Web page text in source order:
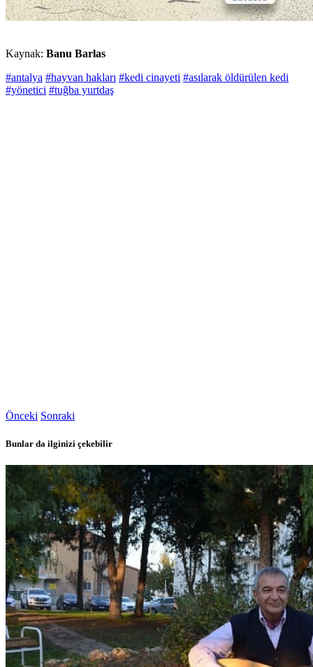
Kaynak: Banu Barlas
#antalya #hayvan hakları #kedi cinayeti #asılarak öldürülen kedi
#yönetici #tuğba yurtdaş
Önceki Sonraki
Bunlar da ilginizi çekebilir